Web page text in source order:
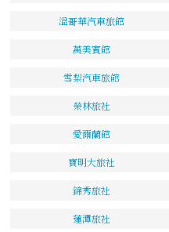
溫哥華汽車旅館
萬美賓館
雪梨汽車旅館
榮林旅社
愛爾蘭館
寶明大旅社
錦秀旅社
蓮潭旅社